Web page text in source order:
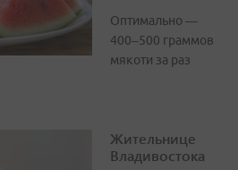
Оптимально —
400–500 граммов
мякоти за раз
Жительнице
Владивостока